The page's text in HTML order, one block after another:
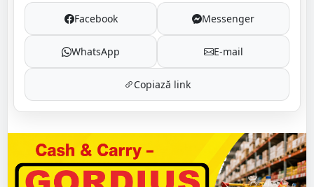
Facebook Messenger
WhatsApp E-mail
Copiază link